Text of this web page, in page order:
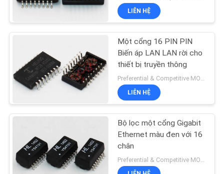
SƠ
ĐỒ
TRANG
WEB
CHÍNH
SÁCH
BẢO
MẬT
LIÊN HỆ
Một cổng 16 PIN PIN
Biến áp LAN LAN rời cho
thiết bị truyền thông
LIÊN HỆ
Bộ lọc một cổng Gigabit
Ethernet màu đen với 16
chân